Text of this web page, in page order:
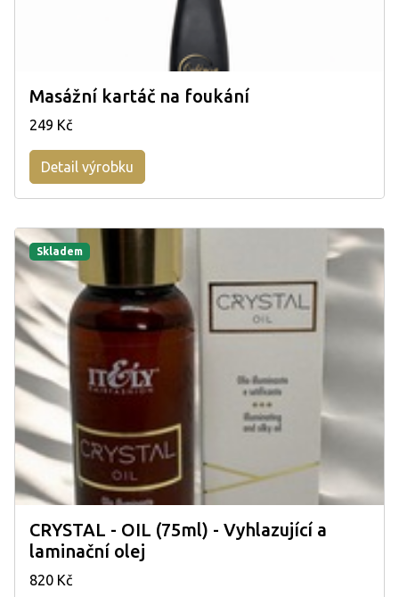
Masážní kartáč na foukání
249 Kč
Detail výrobku
Skladem
CRYSTAL - OIL (75ml) - Vyhlazující a
laminační olej
820 Kč